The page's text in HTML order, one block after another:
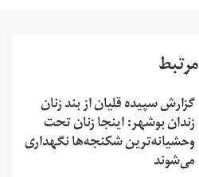
مرتبط
گزارش سپیده قلیان از بند زنان
زندان بوشهر: اینجا زنان تحت
وحشیانه‌ترین شکنجه‌ها نگهداری
می‌شوند